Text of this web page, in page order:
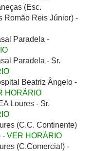
(Esc.
Romão Reis Júnior) -
Paradela -
Paradela - Sr.
Beatriz Ângelo -
HORÁRIO
Loures - Sr.
(C.C. Continente)
- VER HORÁRIO
(C.Comercial) -